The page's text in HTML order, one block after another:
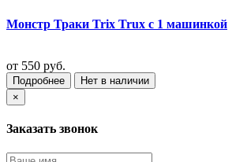
Монстр Траки Trix Trux с 1 машинкой
от 550 руб.
Подробнее
Нет в наличии
×
Заказать звонок